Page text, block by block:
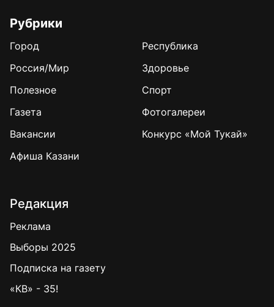
Рубрики
Город
Республика
Россия/Мир
Здоровье
Полезное
Спорт
Газета
Фотогалереи
Вакансии
Конкурс «Мой Тукай»
Афиша Казани
Редакция
Реклама
Выборы 2025
Подписка на газету
«КВ» - 35!